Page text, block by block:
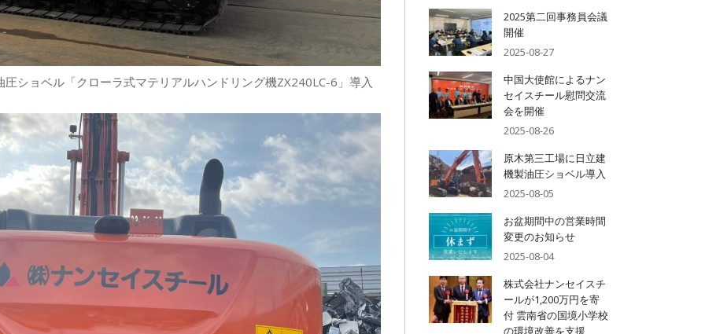
ショベル「クローラ式マテリアルハンドリング機ZX240LC-6」導入
2025第二回事務員会議
開催
2025-08-27
中国大使館によるナン
セイスチール慰問交流
会を開催
2025-08-26
原木第三工場に日立建
機製油圧ショベル導入
2025-08-05
お盆期間中の営業時間
変更のお知らせ
2025-08-04
株式会社ナンセイスチ
ールが1,200万円を寄
付 雲南省の国境小学校
の環境改善を支援